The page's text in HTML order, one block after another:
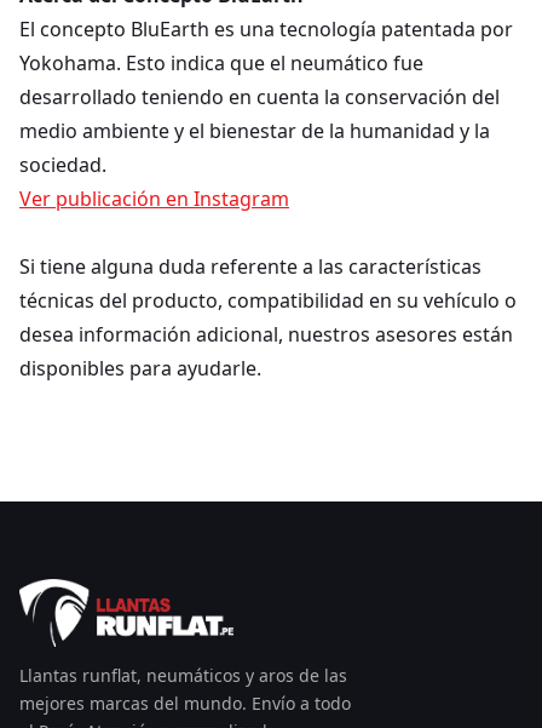
El concepto BluEarth es una tecnología patentada por
Yokohama. Esto indica que el neumático fue
desarrollado teniendo en cuenta la conservación del
medio ambiente y el bienestar de la humanidad y la
sociedad.
Ver publicación en Instagram
Si tiene alguna duda referente a las características
técnicas del producto, compatibilidad en su vehículo o
desea información adicional, nuestros asesores están
disponibles para ayudarle.
Llantas runflat, neumáticos y aros de las
mejores marcas del mundo. Envío a todo